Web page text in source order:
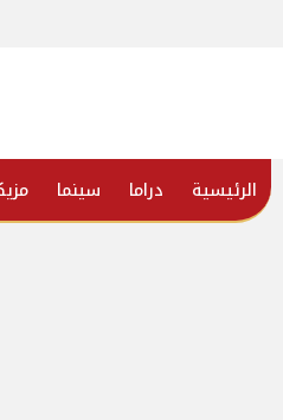
الرئيسية دراما سينما